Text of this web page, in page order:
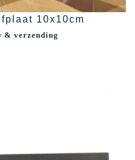
10x10cm
& verzending